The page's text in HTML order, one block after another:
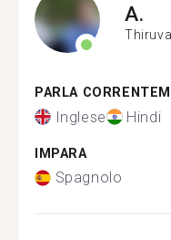
A.
PARLA
Inglese Hindi
IMPARA
Spagnolo